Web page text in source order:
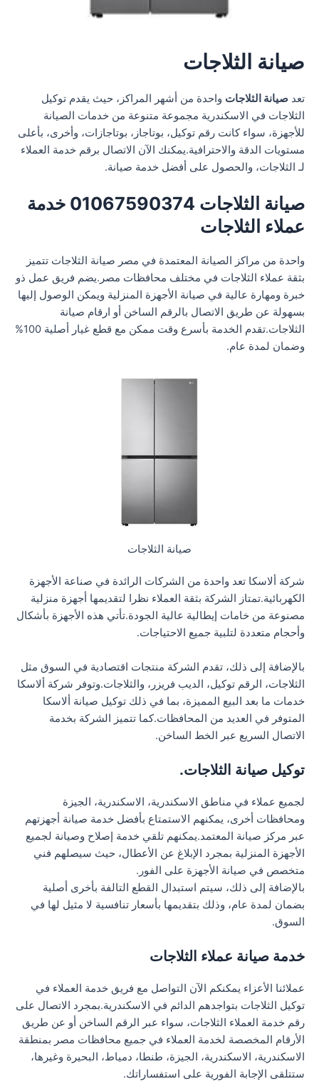
صيانة الثلاجات
تعد صيانة الثلاجات واحدة من أشهر المراكز، حيث يقدم توكيل
الثلاجات في الاسكندرية مجموعة متنوعة من خدمات الصيانة
للأجهزة، سواء كانت رقم توكيل، بوتاجاز، بوتاجازات، وأخرى، بأعلى
مستويات الدقة والاحترافية.يمكنك الآن الاتصال برقم خدمة العملاء
لـ الثلاجات، والحصول على أفضل خدمة صيانة.
صيانة الثلاجات 01067590374 خدمة
عملاء الثلاجات
واحدة من مراكز الصيانة المعتمدة في مصر صيانة الثلاجات تتميز
بثقة عملاء الثلاجات في مختلف محافظات مصر.يضم فريق عمل ذو
خبرة ومهارة عالية في صيانة الأجهزة المنزلية ويمكن الوصول إليها
بسهولة عن طريق الاتصال بالرقم الساخن أو ارقام صيانة
الثلاجات.تقدم الخدمة بأسرع وقت ممكن مع قطع غيار أصلية 100%
وضمان لمدة عام.
صيانة الثلاجات
شركة ألاسكا تعد واحدة من الشركات الرائدة في صناعة الأجهزة
الكهربائية.تمتاز الشركة بثقة العملاء نظرا لتقديمها أجهزة منزلية
مصنوعة من خامات إيطالية عالية الجودة.تأتي هذه الأجهزة بأشكال
وأحجام متعددة لتلبية جميع الاحتياجات.
بالإضافة إلى ذلك، تقدم الشركة منتجات اقتصادية في السوق مثل
الثلاجات، الرقم توكيل، الديب فريزر، والثلاجات.وتوفر شركة ألاسكا
خدمات ما بعد البيع المميزة، بما في ذلك توكيل صيانة ألاسكا
المتوفر في العديد من المحافظات.كما تتميز الشركة بخدمة
الاتصال السريع عبر الخط الساخن.
توكيل صيانة الثلاجات.
لجميع عملاء في مناطق الاسكندرية، الاسكندرية، الجيزة
ومحافظات أخرى، يمكنهم الاستمتاع بأفضل خدمة صيانة أجهزتهم
عبر مركز صيانة المعتمد.يمكنهم تلقي خدمة إصلاح وصيانة لجميع
الأجهزة المنزلية بمجرد الإبلاغ عن الأعطال، حيث سيصلهم فني
متخصص في صيانة الأجهزة على الفور.
بالإضافة إلى ذلك، سيتم استبدال القطع التالفة بأخرى أصلية
بضمان لمدة عام، وذلك بتقديمها بأسعار تنافسية لا مثيل لها في
السوق.
خدمة صيانة عملاء الثلاجات
عملائنا الأعزاء يمكنكم الآن التواصل مع فريق خدمة العملاء في
توكيل الثلاجات بتواجدهم الدائم في الاسكندرية.بمجرد الاتصال على
رقم خدمة العملاء الثلاجات، سواء عبر الرقم الساخن أو عن طريق
الأرقام المخصصة لخدمة العملاء في جميع محافظات مصر بمنطقة
الاسكندرية، الاسكندرية، الجيزة، طنطا، دمياط، البحيرة وغيرها،
ستتلقى الإجابة الفورية على استفساراتك.